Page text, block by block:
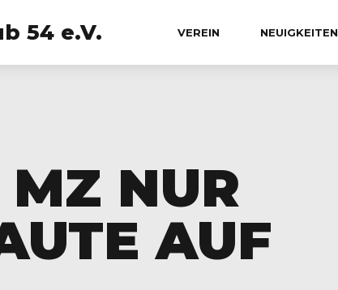
54 e.V. VEREIN NEUIGKEITEN
NUR
AUF